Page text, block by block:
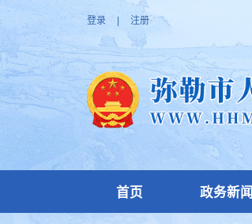
登录 | 注册
首页 政务新闻